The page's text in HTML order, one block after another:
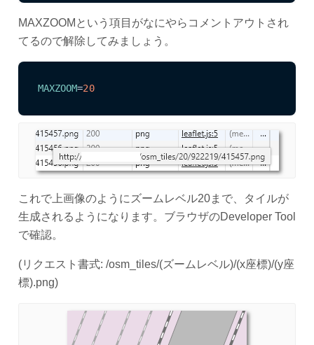
MAXZOOMという項目がなにやらコメントアウトされ
てるので解除してみましょう。
MAXZOOM=20
これで上画像のようにズームレベル20まで、タイルが
生成されるようになります。ブラウザのDeveloper Tool
で確認。
(リクエスト書式: /osm_tiles/(ズームレベル)/(x座標)/(y座
標).png)